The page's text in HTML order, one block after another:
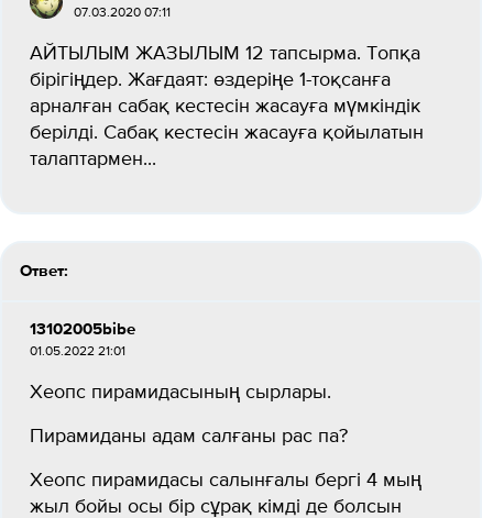
07.03.2020 07:11
АЙТЫЛЫМ ЖАЗЫЛЫМ 12 тапсырма. Топқа
бірігіңдер. Жағдаят: өздеріңе 1-тоқсанға
арналған сабақ кестесін жасауға мүмкіндік
берілді. Сабақ кестесін жасауға қойылатын
талаптармен...
Ответ:
13102005bibe
01.05.2022 21:01
Хеопс пирамидасының сырлары.
Пирамиданы адам салғаны рас па?
Хеопс пирамидасы салынғалы бергі 4 мың
жыл бойы осы бір сұрақ кімді де болсын